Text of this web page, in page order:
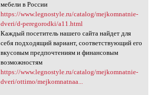
мебели в России
https://www.legnostyle.ru/catalog/mejkomnatnie-
dveri/d-peregorodki/a11.html
Каждый посетитель нашего сайта найдет для
себя подходящий вариант, соответствующий его
вкусовым предпочтениям и финансовым
возможностям
https://www.legnostyle.ru/catalog/mejkomnatnie-
dveri/ottimo/mejkomnatnaa...